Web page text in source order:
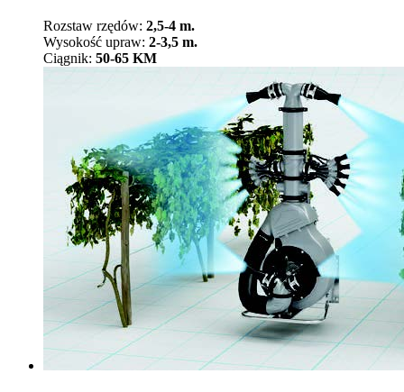
Rozstaw rzędów: 2,5-4 m.
Wysokość upraw: 2-3,5 m.
Ciągnik: 50-65 KM